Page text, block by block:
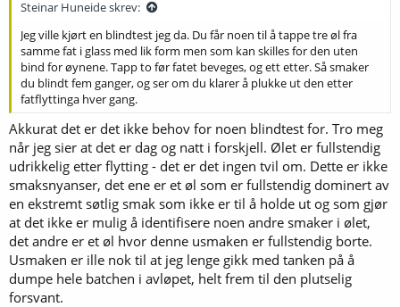
Steinar Huneide skrev:
Jeg ville kjørt en blindtest jeg da. Du får noen til å tappe tre øl fra
samme fat i glass med lik form men som kan skilles for den uten
bind for øynene. Tapp to før fatet beveges, og ett etter. Så smaker
du blindt fem ganger, og ser om du klarer å plukke ut den etter
fatflyttinga hver gang.
Akkurat det er det ikke behov for noen blindtest for. Tro meg
når jeg sier at det er dag og natt i forskjell. Ølet er fullstendig
udrikkelig etter flytting - det er det ingen tvil om. Dette er ikke
smaksnyanser, det ene er et øl som er fullstendig dominert av
en ekstremt søtlig smak som ikke er til å holde ut og som gjør
at det ikke er mulig å identifisere noen andre smaker i ølet,
det andre er et øl hvor denne usmaken er fullstendig borte.
Usmaken er ille nok til at jeg lenge gikk med tanken på å
dumpe hele batchen i avløpet, helt frem til den plutselig
forsvant.